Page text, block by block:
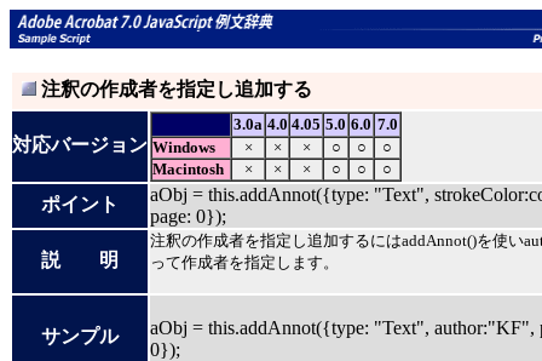
注釈の作成者を指定し追加する
対応バージョン
3.0a 4.0 4.05 5.0 6.0 7.0
Windows
× × × ○ ○
○
Macintosh
× × × ○ ○ ○
ポイント
aObj = this.addAnnot({type: "Text",
page: 0});
説 明
注釈の作成者を指定し追加するにはaddAnnot()を使い
って作成者を指定します。
サンプル
aObj = this.addAnnot({type: "Text", author:"KF",
0});